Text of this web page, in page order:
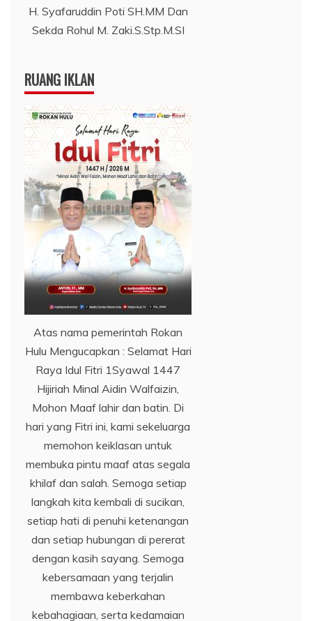
H. Syafaruddin Poti SH.MM Dan
Sekda Rohul M. Zaki.S.Stp.M.SI
RUANG IKLAN
Atas nama pemerintah Rokan
Hulu Mengucapkan : Selamat Hari
Raya Idul Fitri 1Syawal 1447
Hijiriah Minal Aidin Walfaizin,
Mohon Maaf lahir dan batin. Di
hari yang Fitri ini, kami sekeluarga
memohon keiklasan untuk
membuka pintu maaf atas segala
khilaf dan salah. Semoga setiap
langkah kita kembali di sucikan,
setiap hati di penuhi ketenangan
dan setiap hubungan di pererat
dengan kasih sayang. Semoga
kebersamaan yang terjalin
membawa keberkahan
kebahagiaan, serta kedamaian